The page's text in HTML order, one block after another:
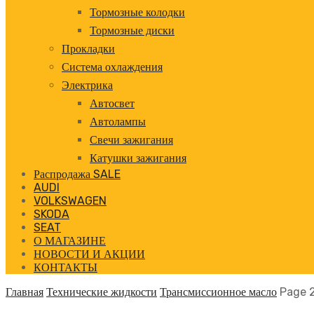
Тормозные колодки
Тормозные диски
Прокладки
Система охлаждения
Электрика
Автосвет
Автолампы
Свечи зажигания
Катушки зажигания
Распродажа SALE
AUDI
VOLKSWAGEN
SKODA
SEAT
О МАГАЗИНЕ
НОВОСТИ И АКЦИИ
КОНТАКТЫ
Главная Технические жидкости Трансмиссионное масло Page